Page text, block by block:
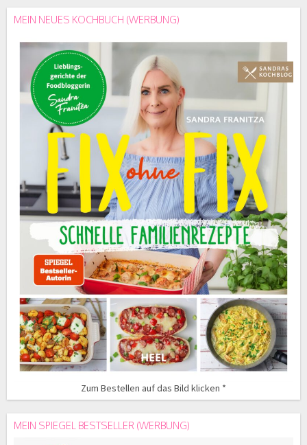
MEIN NEUES KOCHBUCH (WERBUNG)
Zum Bestellen auf das Bild klicken *
MEIN SPIEGEL BESTSELLER (WERBUNG)